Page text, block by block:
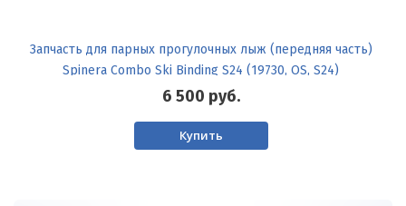
Запчасть для парных прогулочных лыж (передняя часть)
Spinera Combo Ski Binding S24 (19730, OS, S24)
6 500 руб.
Купить